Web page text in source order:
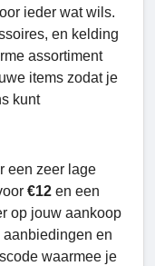
ieder wat wils.
en kelding
assortiment
items zodat je
kunt
een zeer lage
€12 en een
op jouw aankoop
en
waarmee je